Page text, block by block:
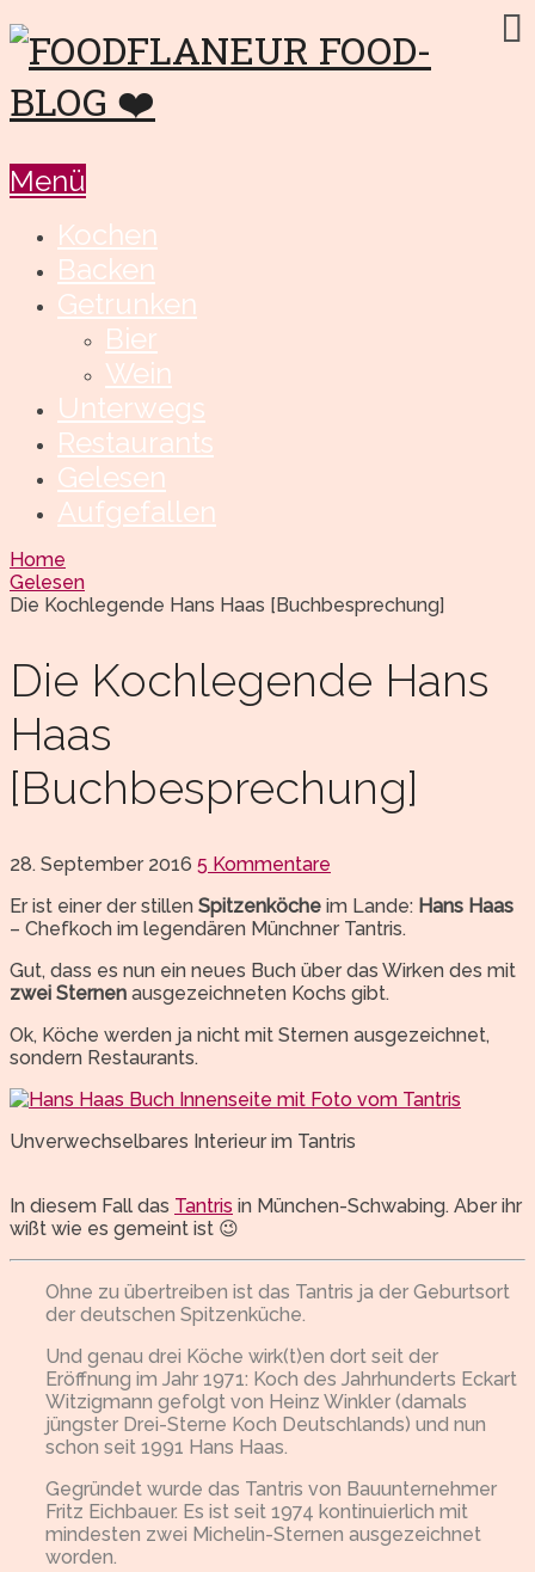
Menü
Kochen
Backen
Getrunken
Bier
Wein
Unterwegs
Restaurants
Gelesen
Aufgefallen
Home
Gelesen
Die Kochlegende Hans Haas [Buchbesprechung]
Die Kochlegende Hans
Haas
[Buchbesprechung]
28. September 2016 5 Kommentare
Er ist einer der stillen Spitzenköche im Lande: Hans Haas
– Chefkoch im legendären Münchner Tantris.
Gut, dass es nun ein neues Buch über das Wirken des mit
zwei Sternen ausgezeichneten Kochs gibt.
Ok, Köche werden ja nicht mit Sternen ausgezeichnet,
sondern Restaurants.
Unverwechselbares Interieur im Tantris
In diesem Fall das Tantris in München-Schwabing. Aber ihr
wißt wie es gemeint ist 😉
Ohne zu übertreiben ist das Tantris ja der Geburtsort
der deutschen Spitzenküche.
Und genau drei Köche wirk(t)en dort seit der
Eröffnung im Jahr 1971: Koch des Jahrhunderts Eckart
Witzigmann gefolgt von Heinz Winkler (damals
jüngster Drei-Sterne Koch Deutschlands) und nun
schon seit 1991 Hans Haas.
Gegründet wurde das Tantris von Bauunternehmer
Fritz Eichbauer. Es ist seit 1974 kontinuierlich mit
mindesten zwei Michelin-Sternen ausgezeichnet
worden.